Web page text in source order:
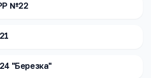
№22
"Березка"